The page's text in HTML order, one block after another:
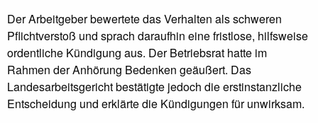
Der Arbeitgeber bewertete das Verhalten als schweren
Pflichtverstoß und sprach daraufhin eine fristlose, hilfsweise
ordentliche Kündigung aus. Der Betriebsrat hatte im
Rahmen der Anhörung Bedenken geäußert. Das
Landesarbeitsgericht bestätigte jedoch die erstinstanzliche
Entscheidung und erklärte die Kündigungen für unwirksam.